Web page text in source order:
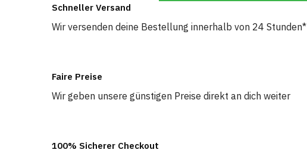
Schneller Versand
Wir versenden deine Bestellung innerhalb von 24 Stunden*
Faire Preise
Wir geben unsere günstigen Preise direkt an dich weiter
100% Sicherer Checkout